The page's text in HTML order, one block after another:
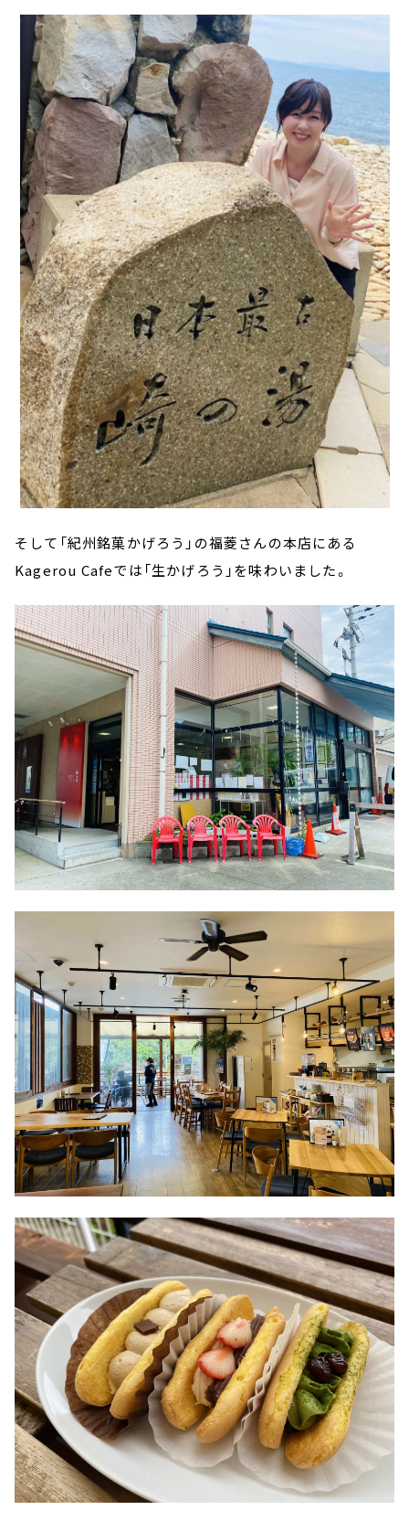
そして「紀州銘菓かげろう」の福菱さんの本店にある
Kagerou Cafeでは「生かげろう」を味わいました。